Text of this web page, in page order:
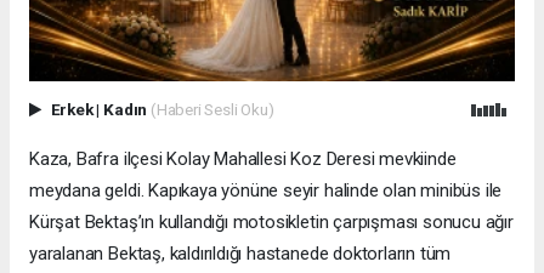
Erkek| Kadın (Haberi Sesli Oku)
Kaza, Bafra ilçesi Kolay Mahallesi Koz Deresi mevkiinde
meydana geldi. Kapıkaya yönüne seyir halinde olan minibüs ile
Kürşat Bektaş’ın kullandığı motosikletin çarpışması sonucu ağır
yaralanan Bektaş, kaldırıldığı hastanede doktorların tüm